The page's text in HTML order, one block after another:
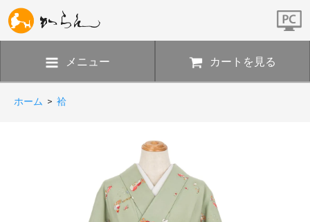
メニュー カートを見る
ホーム > 袷